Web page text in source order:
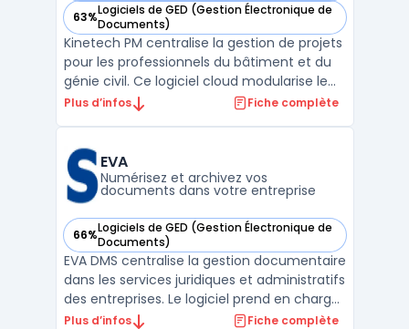
63%Logiciels de GED (Gestion Électronique de
Documents)
— voir Kinetech PM dans cette catégorie
Kinetech PM centralise la gestion de projets
pour les professionnels du bâtiment et du
génie civil. Ce logiciel cloud modularise le
pilotage de chantier, en digitalisant
gestion financière. L'utilisation de gestion
de projet ...
Plus d’infos Fiche complète
EVA
Numérisez et archivez vos
documents dans votre entreprise
66%Logiciels de GED (Gestion Électronique de
Documents)
— voir EVA dans cette catégorie
EVA DMS centralise la gestion documentaire
dans les services juridiques et administratifs
des entreprises. Le logiciel prend en charge
la centralisation des documents légaux, des
Plus d’infos Fiche complète